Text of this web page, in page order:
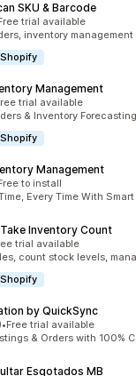
SKU & Barcode
trial available
inventory
Management
trial available
& Inventory
Management
to install
Every Time With
Inventory Count
trial available
count stock levels,
by QuickSync
avaliações
•Free trial available
& Orders with 100%
Esgotados MB